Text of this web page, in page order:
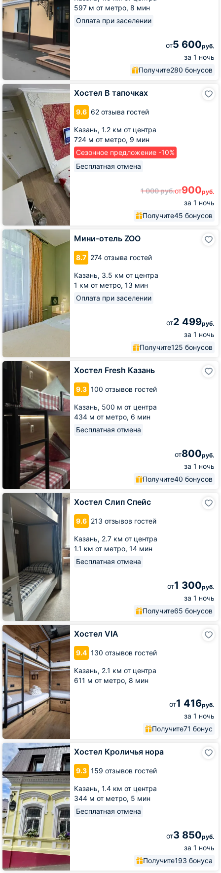
597 м от метро, 8 мин
Оплата при заселении
от5 600руб.
за 1 ночь
Получите280 бонусов
Хостел В тапочках
9.6 62 отзыва гостей
Казань, 1.2 км от центра
724 м от метро, 9 мин
Сезонное предложение -10%
Бесплатная отмена
1 000руб.от900руб.
за 1 ночь
Получите45 бонусов
Хостел
В
тапочках
Мини-отель ZOO
8.7 274 отзыва гостей
Казань, 3.5 км от центра
1 км от метро, 13 мин
Оплата при заселении
от2 499руб.
за 1 ночь
Получите125 бонусов
Мини-
отель
ZOO
Хостел Fresh Казань
9.3 100 отзывов гостей
Казань, 500 м от центра
434 м от метро, 6 мин
Бесплатная отмена
от800руб.
за 1 ночь
Получите40 бонусов
Хостел
Хостел Слип Спейс
9.6 213 отзывов гостей
Казань, 2.7 км от центра
1.1 км от метро, 14 мин
Бесплатная отмена
от1 300руб.
за 1 ночь
Получите65 бонусов
Хостел
Слип
Спейс
Хостел VIA
9.4 130 отзывов гостей
Казань, 2.1 км от центра
611 м от метро, 8 мин
от1 416руб.
за 1 ночь
Получите71 бонус
Хостел
VIA
Хостел Кроличья нора
9.3 159 отзывов гостей
Казань, 1.4 км от центра
344 м от метро, 5 мин
Бесплатная отмена
от3 850руб.
за 1 ночь
Получите193 бонуса
Хостел
Кроличья
нора